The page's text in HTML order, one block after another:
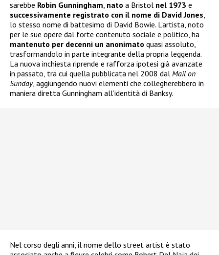
sarebbe Robin Gunningham nato a Bristol nel 1973 e
successivamente registrato con il nome di David Jones
lo stesso nome di battesimo di David Bowie. L’artista, noto
per le sue opere dal forte contenuto sociale e politico, ha
mantenuto per decenni un anonimato quasi assoluto,
trasformandolo in parte integrante della propria leggenda.
La nuova inchiesta riprende e rafforza ipotesi già avanzate
in passato, tra cui quella pubblicata nel 2008 dal Mail on
Sunday, aggiungendo nuovi elementi che collegherebbero in
maniera diretta Gunningham all’identità di Banksy.
Nel corso degli anni, il nome dello street artist è stato